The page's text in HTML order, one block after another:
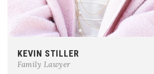
E-mail: team@example.com
KEVIN STILLER
Family Lawyer